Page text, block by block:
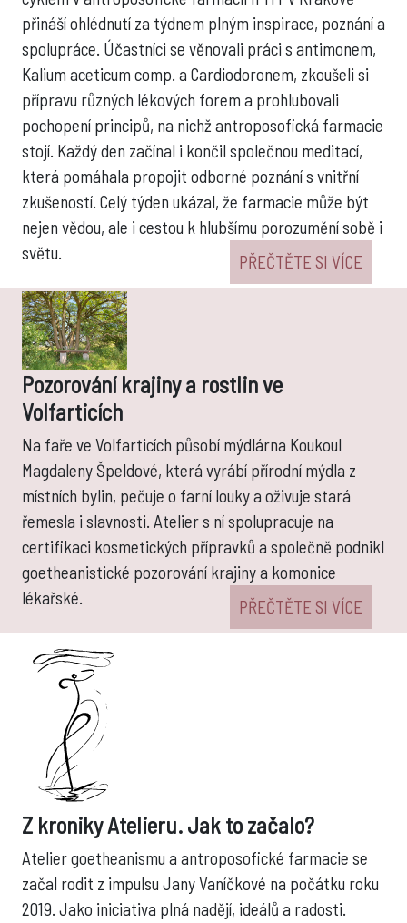
přináší ohlédnutí za týdnem plným inspirace, poznání a
spolupráce. Účastníci se věnovali práci s antimonem,
Kalium aceticum comp. a Cardiodoronem, zkoušeli si
přípravu různých lékových forem a prohlubovali
pochopení principů, na nichž antroposofická farmacie
stojí. Každý den začínal i končil společnou meditací,
která pomáhala propojit odborné poznání s vnitřní
zkušeností. Celý týden ukázal, že farmacie může být
nejen vědou, ale i cestou k hlubšímu porozumění sobě i
světu.
PŘEČTĚTE SI VÍCE
Pozorování krajiny a rostlin ve
Volfarticích
Na faře ve Volfarticích působí mýdlárna Koukoul
Magdaleny Špeldové, která vyrábí přírodní mýdla z
místních bylin, pečuje o farní louky a oživuje stará
řemesla i slavnosti. Atelier s ní spolupracuje na
certifikaci kosmetických přípravků a společně podnikl
goetheanistické pozorování krajiny a komonice
lékařské.
PŘEČTĚTE SI VÍCE
Z kroniky Atelieru. Jak to začalo?
Atelier goetheanismu a antroposofické farmacie se
začal rodit z impulsu Jany Vaníčkové na počátku roku
2019. Jako iniciativa plná nadějí, ideálů a radosti.